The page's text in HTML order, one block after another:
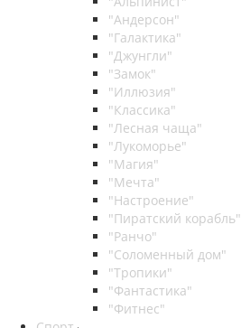
"Андерсон"
"Галактика"
"Джунгли"
"Замок"
"Иллюзия"
"Классика"
"Лесная чаща"
"Лукоморье"
"Магия"
"Мечта"
"Настроение"
"Пиратский корабль"
"Ранчо"
"Соломенный дом"
"Тропики"
"Фантастика"
"Фитнес"